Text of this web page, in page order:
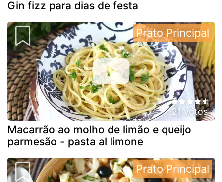
Gin fizz para dias de festa
21 votos
Macarrão ao molho de limão e queijo
parmesão - pasta al limone
Prato Principal
Prato Principal